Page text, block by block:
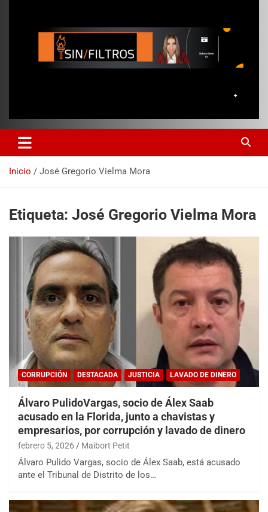
Inicio José Gregorio Vielma Mora
Etiqueta: José Gregorio Vielma Mora
CORRUPCIÓN DESTACADA JUSTICIA LAVADO DE DINERO
Álvaro PulidoVargas, socio de Álex Saab
acusado en la Florida, junto a chavistas y
empresarios, por corrupción y lavado de dinero
febrero 5, 2026 Maibort Petit
Álvaro Pulido Vargas, socio de Álex Saab, está acusado
ante el Tribunal de Distrito de los…